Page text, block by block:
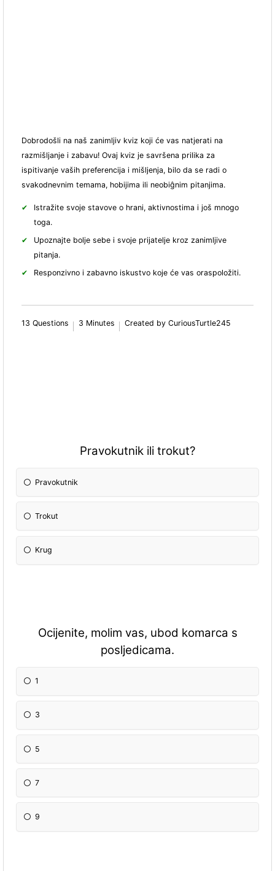
Dobrodošli na naš zanimljiv kviz koji će vas natjerati na
razmišljanje i zabavu! Ovaj kviz je savršena prilika za
ispitivanje vaših preferencija i mišljenja, bilo da se radi o
svakodnevnim temama, hobijima ili neobiĝnim pitanjima.
Istražite svoje stavove o hrani, aktivnostima i još mnogo
toga.
Upoznajte bolje sebe i svoje prijatelje kroz zanimljive
pitanja.
Responzivno i zabavno iskustvo koje će vas oraspoložiti.
13 Questions 3 Minutes Created by CuriousTurtle245
Pravokutnik ili trokut?
Pravokutnik
Trokut
Krug
Ocijenite, molim vas, ubod komarca s
posljedicama.
1
3
5
7
9